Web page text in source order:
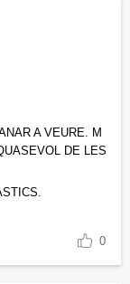
A VEURE. M
DE LES
0